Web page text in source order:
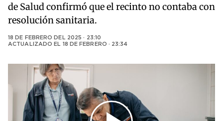
de Salud confirmó que el recinto no contaba con
resolución sanitaria.
18 DE FEBRERO DEL 2025 · 23:10
ACTUALIZADO EL 18 DE FEBRERO · 23:34